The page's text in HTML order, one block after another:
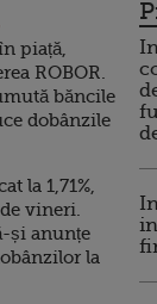
piață,
ROBOR.
băncile
dobânzile
la 1,71%,
vineri.
și anunțe
la